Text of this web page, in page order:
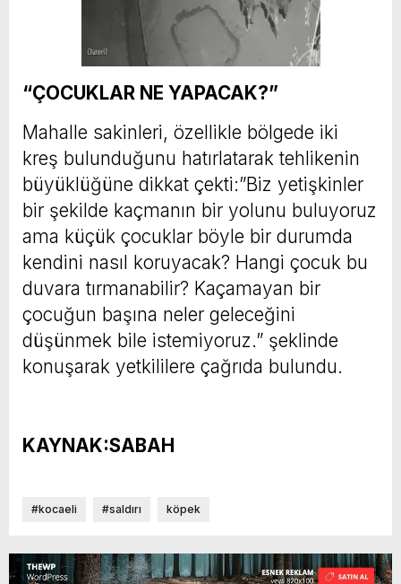
“ÇOCUKLAR NE YAPACAK?”
Mahalle sakinleri, özellikle bölgede iki
kreş bulunduğunu hatırlatarak tehlikenin
büyüklüğüne dikkat çekti:”Biz yetişkinler
bir şekilde kaçmanın bir yolunu buluyoruz
ama küçük çocuklar böyle bir durumda
kendini nasıl koruyacak? Hangi çocuk bu
duvara tırmanabilir? Kaçamayan bir
çocuğun başına neler geleceğini
düşünmek bile istemiyoruz.” şeklinde
konuşarak yetkililere çağrıda bulundu.
KAYNAK:SABAH
#kocaeli #saldırı köpek